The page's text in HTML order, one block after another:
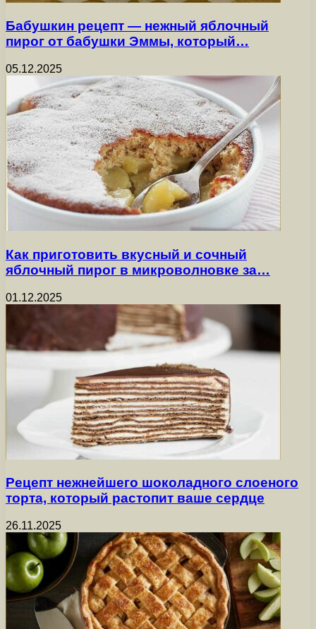
Бабушкин рецепт — нежный яблочный
пирог от бабушки Эммы, который…
05.12.2025
Как приготовить вкусный и сочный
яблочный пирог в микроволновке за…
01.12.2025
Рецепт нежнейшего шоколадного слоеного
торта, который растопит ваше сердце
26.11.2025